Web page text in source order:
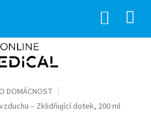
DOMÁCNOST
– Zklidňující dotek, 200 ml